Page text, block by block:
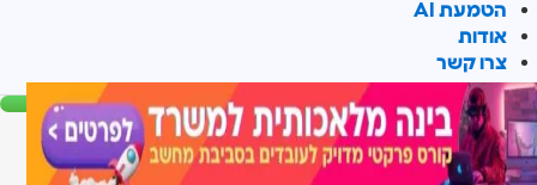
הטמעת AI
אודות
צרו קשר